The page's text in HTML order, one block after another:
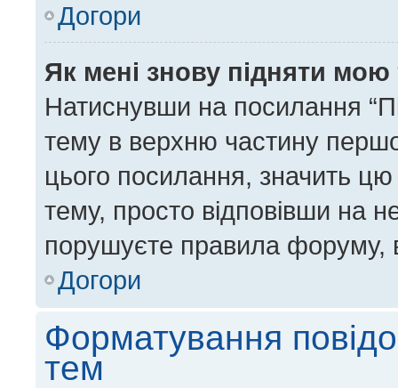
Догори
Як мені знову підняти мою
Натиснувши на посилання
тему в верхню частину
цього посилання, значить
тему, просто відповівши на
порушуєте правила форуму,
Догори
Форматування
тем